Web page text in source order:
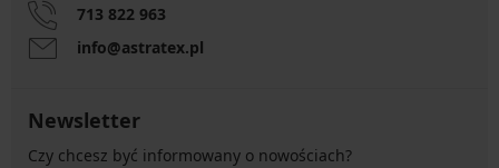
713 822 963
info@astratex.pl
Newsletter
Czy chcesz być informowany o nowościach?